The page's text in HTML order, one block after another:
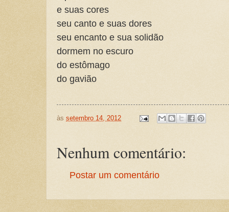
e suas cores
seu canto e suas dores
seu encanto e sua solidão
dormem no escuro
do estômago
do gavião
às setembro 14, 2012
Nenhum comentário:
Postar um comentário